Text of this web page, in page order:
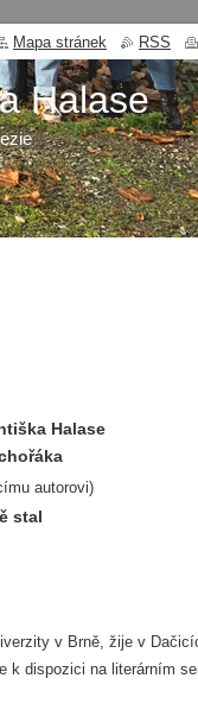
Halase
Halase
autorovi)
stal
v Brně, žije v
k dispozici na literárním
Mapa stránek RSS